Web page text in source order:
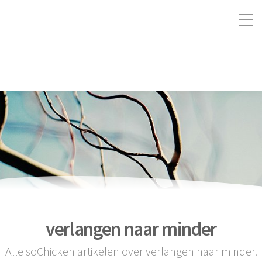
verlangen naar minder
Alle soChicken artikelen over verlangen naar minder.